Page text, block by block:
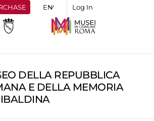
Log In
DELLA REPUBBLICA
E DELLA MEMORIA